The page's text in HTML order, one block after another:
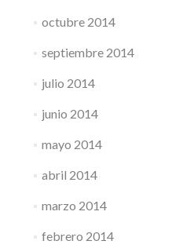
octubre 2014
septiembre 2014
julio 2014
junio 2014
mayo 2014
abril 2014
marzo 2014
febrero 2014